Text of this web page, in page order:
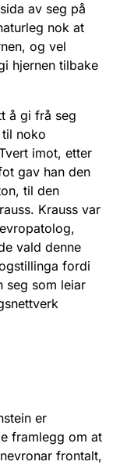
av seg på
nok at
og vel
hjernen tilbake
å gi frå seg
noko
imot, etter
gav han den
til den
Krauss var
vald denne
fordi
seg som leiar
er
framlegg om at
frontalt,